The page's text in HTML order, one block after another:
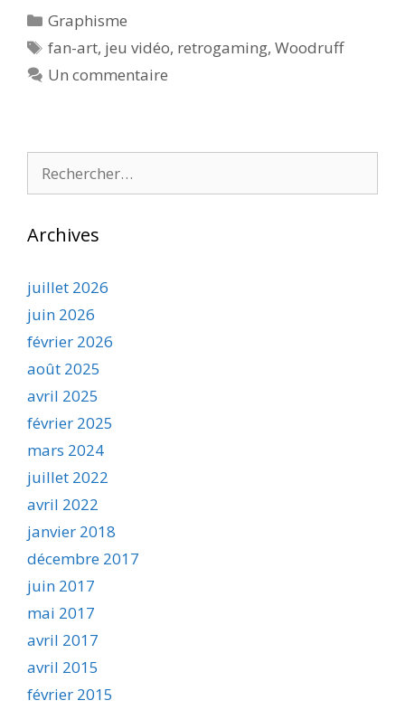
Catégories
Graphisme
Étiquettes
fan-art, jeu vidéo, retrogaming,Woodruff
Un commentaire
Archives
juillet 2026
juin 2026
février 2026
août 2025
avril 2025
février 2025
mars 2024
juillet 2022
avril 2022
janvier 2018
décembre 2017
juin 2017
mai 2017
avril 2017
avril 2015
février 2015